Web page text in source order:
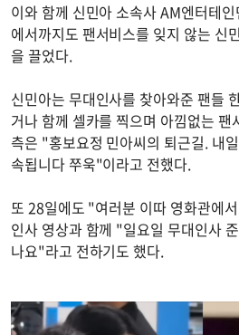
이와 함께 신민아 소속사 AM엔터테
에서까지도 팬서비스를 잊지 않는 신
을 끌었다.
신민아는 무대인사를 찾아와준 팬들
거나 함께 셀카를 찍으며 아낌없는
측은 "홍보요정 민아씨의 퇴근길. 내
속됩니다 쭈욱"이라고 전했다.
또 28일에도 "여러분 이따 영화관에
인사 영상과 함께 "일요일 무대인사
나요"라고 전하기도 했다.